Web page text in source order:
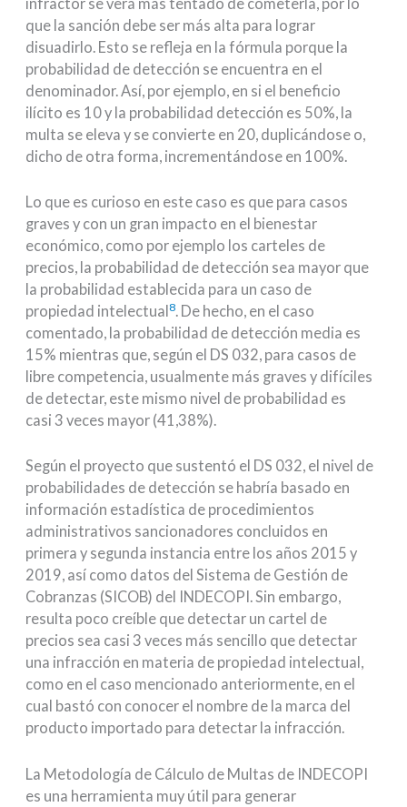
que la sanción debe ser más alta para lograr
disuadirlo. Esto se refleja en la fórmula porque la
probabilidad de detección se encuentra en el
denominador. Así, por ejemplo, en si el beneficio
ilícito es 10 y la probabilidad detección es 50%, la
multa se eleva y se convierte en 20, duplicándose o,
dicho de otra forma, incrementándose en 100%.
Lo que es curioso en este caso es que para casos
graves y con un gran impacto en el bienestar
económico, como por ejemplo los carteles de
precios, la probabilidad de detección sea mayor que
la probabilidad establecida para un caso de
propiedad intelectual8. De hecho, en el caso
comentado, la probabilidad de detección media es
15% mientras que, según el DS 032, para casos de
libre competencia, usualmente más graves y difíciles
de detectar, este mismo nivel de probabilidad es
casi 3 veces mayor (41,38%).
Según el proyecto que sustentó el DS 032, el nivel de
probabilidades de detección se habría basado en
información estadística de procedimientos
administrativos sancionadores concluidos en
primera y segunda instancia entre los años 2015 y
2019, así como datos del Sistema de Gestión de
Cobranzas (SICOB) del INDECOPI. Sin embargo,
resulta poco creíble que detectar un cartel de
precios sea casi 3 veces más sencillo que detectar
una infracción en materia de propiedad intelectual,
como en el caso mencionado anteriormente, en el
cual bastó con conocer el nombre de la marca del
producto importado para detectar la infracción.
La Metodología de Cálculo de Multas de INDECOPI
es una herramienta muy útil para generar